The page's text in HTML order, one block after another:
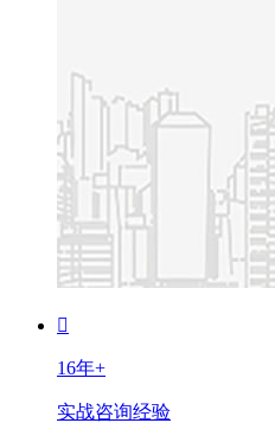
16年+
实战咨询经验